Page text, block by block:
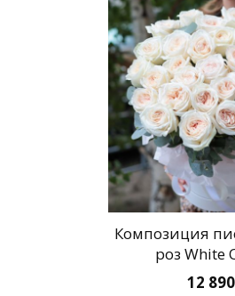
Композиция
роз White
12 890